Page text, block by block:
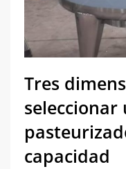
Tres
capacidad